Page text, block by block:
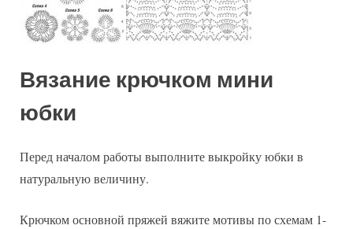
Вязание крючком мини
юбки
Перед началом работы выполните выкройку юбки в
натуральную величину.
Крючком основной пряжей вяжите мотивы по схемам 1-